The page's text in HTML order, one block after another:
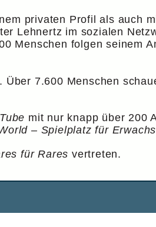
privaten Profil als auch
Lehnertz im sozialen
Menschen folgen seinem
7.600 Menschen
mit nur knapp über 200
– Spielplatz für
für Rares vertreten.